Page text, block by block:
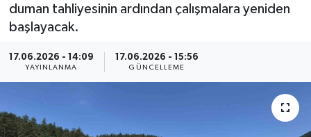
duman tahliyesinin ardından çalışmalara yeniden
başlayacak.
17.06.2026 - 14:09
YAYINLANMA
17.06.2026 - 15:56
GÜNCELLEME